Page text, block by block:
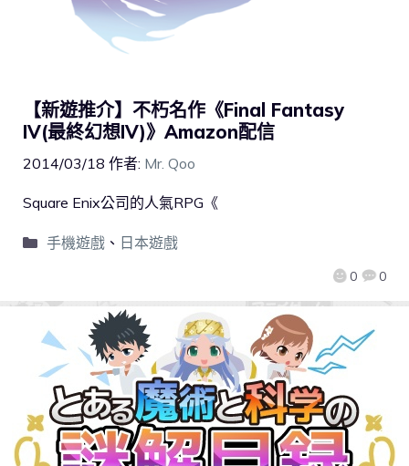
【新遊推介】不朽名作《Final Fantasy
IV(最終幻想IV)》Amazon配信
2014/03/18 作者: Mr. Qoo
0 0
Square Enix公司的人氣RPG《
手機遊戲、 日本遊戲